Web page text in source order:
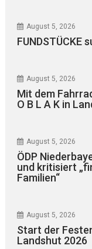
August 5, 2026
FUNDSTÜCKE
August 5, 2026
Mit dem
O B L A K in
August 5, 2026
ÖDP
und kritisiert
Familien“
August 5, 2026
Start der Festen
Landshut 2026